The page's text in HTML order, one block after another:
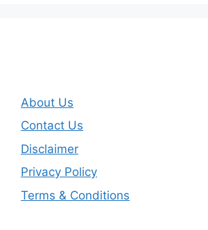
About Us
Contact Us
Disclaimer
Privacy Policy
Terms & Conditions